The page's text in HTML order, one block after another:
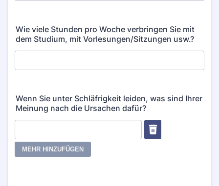
Wie viele Stunden pro Woche verbringen Sie mit
dem Studium, mit Vorlesungen/Sitzungen usw.?
Wenn Sie unter Schläfrigkeit leiden, was sind Ihrer
Meinung nach die Ursachen dafür?